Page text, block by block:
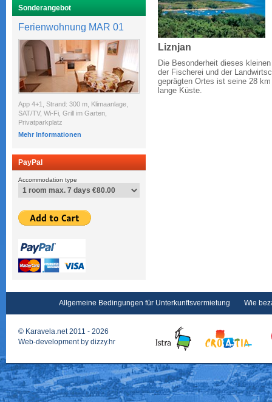
Sonderangebot
Ferienwohnung MAR 01
App 4+1, Strand: 300 m, Klimaanlage,
SAT/TV, Wi-Fi, Grill im Garten,
Privatparkplatz
Mehr Informationen
PayPal
Accommodation type
Liznjan
Die Besonderheit dieses
der Fischerei und der
geprägten Ortes ist seine 28 km
lange Küste.
Allgemeine Bedingungen für Unterkunftsvermietung Wie
© Karavela.net2011 - 2026
Web-development by dizzy.hr